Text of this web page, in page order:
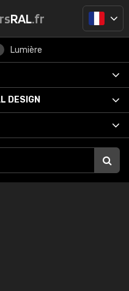
RAL.fr
Lumière
DESIGN